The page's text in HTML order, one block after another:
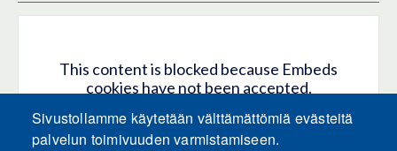
This content is blocked because Embeds
cookies have not been accepted.
HYVÄKSY KAIKKI EVÄSTEET
Sivustollamme käytetään välttämättömiä evästeitä
palvelun toimivuuden varmistamiseen.